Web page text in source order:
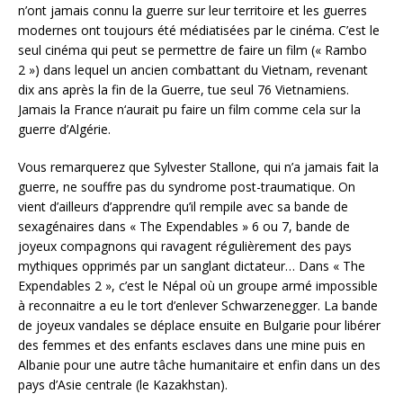
n’ont jamais connu la guerre sur leur territoire et les guerres
modernes ont toujours été médiatisées par le cinéma. C’est le
seul cinéma qui peut se permettre de faire un film (« Rambo
2 ») dans lequel un ancien combattant du Vietnam, revenant
dix ans après la fin de la Guerre, tue seul 76 Vietnamiens.
Jamais la France n‘aurait pu faire un film comme cela sur la
guerre d’Algérie.
Vous remarquerez que Sylvester Stallone, qui n’a jamais fait la
guerre, ne souffre pas du syndrome post-traumatique. On
vient d’ailleurs d’apprendre qu’il rempile avec sa bande de
sexagénaires dans « The Expendables » 6 ou 7, bande de
joyeux compagnons qui ravagent régulièrement des pays
mythiques opprimés par un sanglant dictateur… Dans « The
Expendables 2 », c’est le Népal où un groupe armé impossible
à reconnaitre a eu le tort d’enlever Schwarzenegger. La bande
de joyeux vandales se déplace ensuite en Bulgarie pour libérer
des femmes et des enfants esclaves dans une mine puis en
Albanie pour une autre tâche humanitaire et enfin dans un des
pays d’Asie centrale (le Kazakhstan).